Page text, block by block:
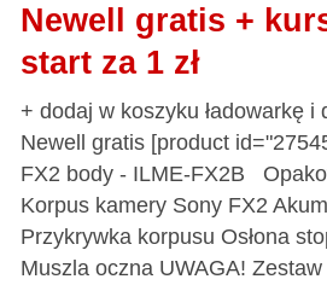
Newell gratis +
start za 1 zł
+ dodaj w koszyku ładowarkę i
Newell gratis [product
FX2 body - ILME-FX2B
Korpus kamery Sony FX2
Przykrywka korpusu Osłona
Muszla oczna UWAGA!